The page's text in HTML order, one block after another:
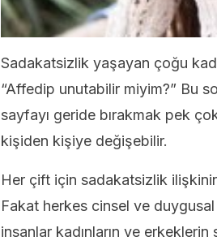
Sadakatsizlik yaşayan çoğu
“Affedip unutabilir miyim?” Bu
sayfayı geride bırakmak pek
kişiden kişiye değişebilir.
Her çift için sadakatsizlik
Fakat herkes cinsel ve
insanlar kadınların ve